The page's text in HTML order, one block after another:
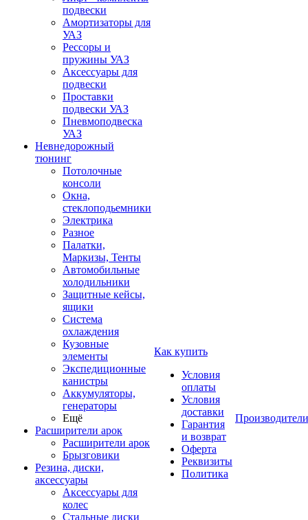
подвески
Амортизаторы для
УАЗ
Рессоры и
пружины УАЗ
Аксессуары для
подвески
Проставки
подвески УАЗ
Пневмоподвеска
УАЗ
Невнедорожный
тюнинг
Потолочные
консоли
Окна,
стеклоподьемники
Электрика
Разное
Палатки,
Маркизы, Тенты
Автомобильные
холодильники
Защитные кейсы,
ящики
Система
охлаждения
Кузовные
элементы
Экспедиционные
канистры
Аккумуляторы,
генераторы
Ещё
Расширители арок
Расширители арок
Брызговики
Резина, диски,
аксессуары
Аксессуары для
колес
Стальные диски
Как купить
Условия
оплаты
Условия
доставки
Гарантия
и возврат
Оферта
Реквизиты
Политика
Производители